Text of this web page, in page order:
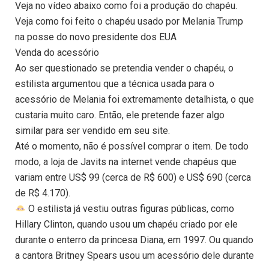
Veja no vídeo abaixo como foi a produção do chapéu.
Veja como foi feito o chapéu usado por Melania Trump
na posse do novo presidente dos EUA
Venda do acessório
Ao ser questionado se pretendia vender o chapéu, o
estilista argumentou que a técnica usada para o
acessório de Melania foi extremamente detalhista, o que
custaria muito caro. Então, ele pretende fazer algo
similar para ser vendido em seu site.
Até o momento, não é possível comprar o item. De todo
modo, a loja de Javits na internet vende chapéus que
variam entre US$ 99 (cerca de R$ 600) e US$ 690 (cerca
de R$ 4.170).
O estilista já vestiu outras figuras públicas, como
Hillary Clinton, quando usou um chapéu criado por ele
durante o enterro da princesa Diana, em 1997. Ou quando
a cantora Britney Spears usou um acessório dele durante